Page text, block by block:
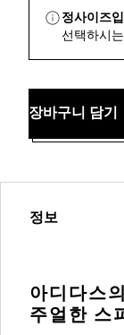
정사이즈
선택하시
장바구니 담기
정보
아디다스
주얼한 스